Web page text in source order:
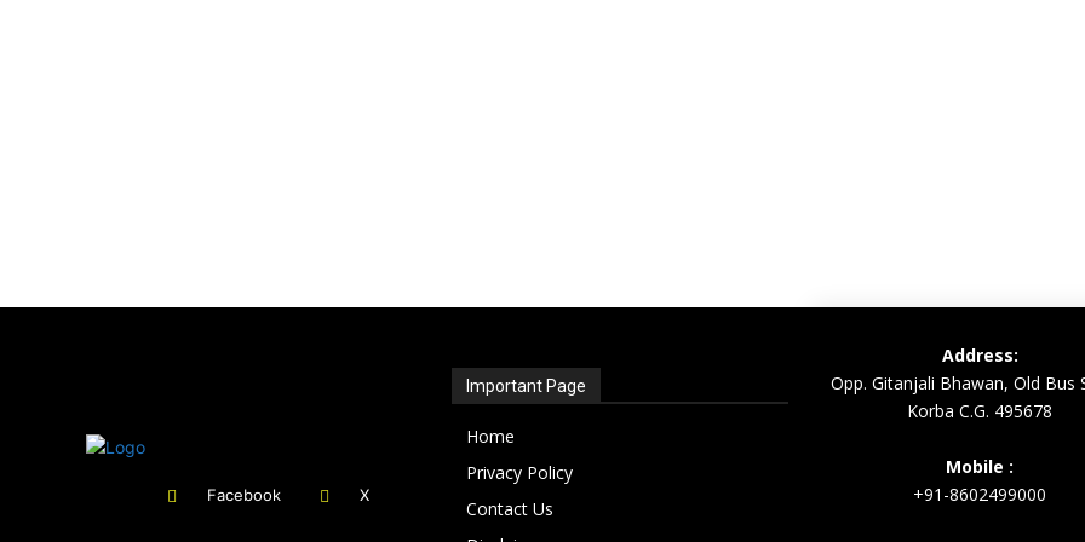
Facebook X
Important Page
Home
Privacy Policy
Contact Us
Address:
Opp. Gitanjali Bhawan, Old Bus
Korba C.G. 495678
Mobile :
+91-8602499000